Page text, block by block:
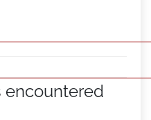
encountered